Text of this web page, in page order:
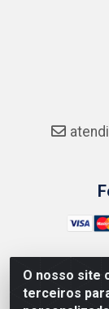
O nosso site
terceiros
NUTRY
LTDA -